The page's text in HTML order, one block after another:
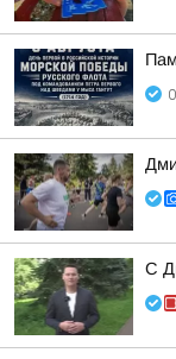
С